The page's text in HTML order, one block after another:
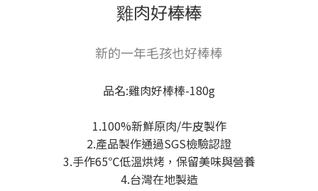
雞肉好棒棒
新的一年毛孩也好棒棒
品名:雞肉好棒棒-180g
1.100%新鮮原肉/牛皮製作
2.產品製作通過SGS檢驗認證
3.手作65℃低溫烘烤，保留美味與營養
4.台灣在地製造